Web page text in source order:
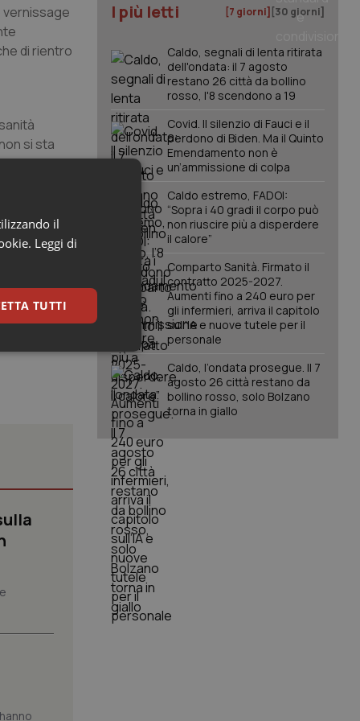
vernissage
di rientro
si sta
I più letti [7 giorni] [30 giorni]
Caldo, segnali di lenta ritirata
dell'ondata: il 7 agosto
restano 26 città da bollino
rosso, l'8 scendono a 19
Covid. Il silenzio di Fauci e il
perdono di Biden. Ma il Quinto
Emendamento non è
un’ammissione di colpa
Caldo estremo, FADOI:
“Sopra i 40 gradi il corpo può
non riuscire più a disperdere
il calore”
Comparto Sanità. Firmato il
contratto 2025-2027.
Aumenti fino a 240 euro per
gli infermieri, arriva il capitolo
sull'IA e nuove tutele per il
personale
Caldo, l’ondata prosegue. Il 7
agosto 26 città restano da
bollino rosso, solo Bolzano
torna in giallo
il
Leggi di
TUTTI
e
che le loro
future.
Cookie-
che il banner